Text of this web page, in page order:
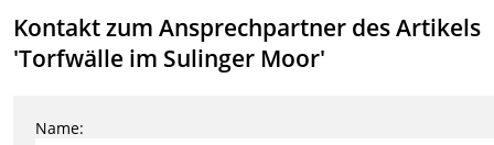
Kontakt zum Ansprechpartner des Artikels
'Torfwälle im Sulinger Moor'
Name: